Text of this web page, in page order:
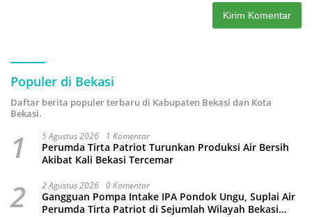
Populer di Bekasi
Daftar berita populer terbaru di Kabupaten Bekasi dan Kota
Bekasi.
1 5 Agustus 2026 1 Komentar
Perumda Tirta Patriot Turunkan Produksi Air Bersih
Akibat Kali Bekasi Tercemar
2 2 Agustus 2026 0 Komentar
Gangguan Pompa Intake IPA Pondok Ungu, Suplai Air
Perumda Tirta Patriot di Sejumlah Wilayah Bekasi